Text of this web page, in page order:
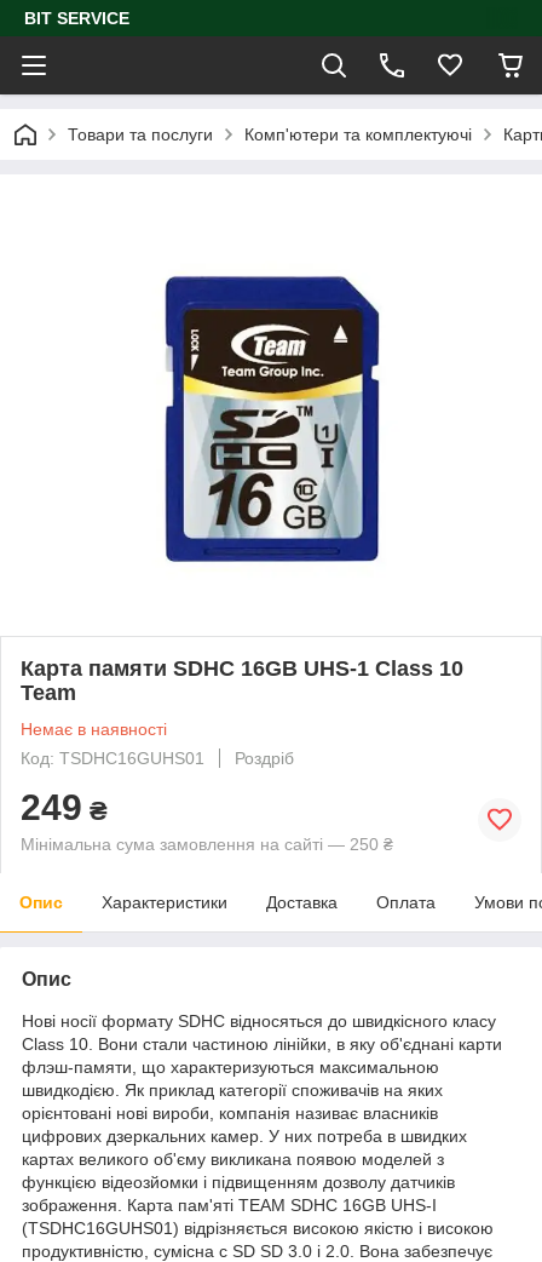
BIT SERVICE
Товари та послуги Комп'ютери та комплектуючі
Карта памяти SDHC 16GB UHS-1 Class 10
Team
Немає в наявності
Код: TSDHC16GUHS01
Роздріб
249 ₴
Мінімальна сума замовлення на сайті — 250 ₴
Опис Характеристики Доставка Оплата Умови
Опис
Нові носії формату SDHC відносяться до швидкісного класу
Class 10. Вони стали частиною лінійки, в яку об'єднані карти
флэш-памяти, що характеризуються максимальною
швидкодією. Як приклад категорії споживачів на яких
орієнтовані нові вироби, компанія називає власників
цифрових дзеркальних камер. У них потреба в швидких
картах великого об'єму викликана появою моделей з
функцією відеозйомки і підвищенням дозволу датчиків
зображення. Карта пам'яті TEAM SDHC 16GB UHS-I
(TSDHC16GUHS01) відрізняється високою якістю і високою
продуктивністю, сумісна c SD SD 3.0 і 2.0. Вона забезпечує